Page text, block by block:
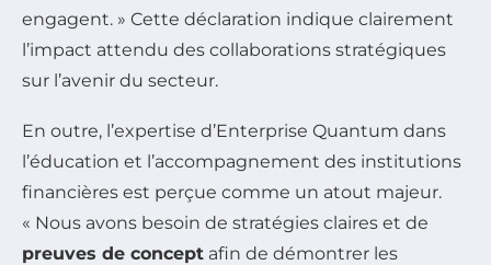
engagent. » Cette déclaration indique clairement
l’impact attendu des collaborations stratégiques
sur l’avenir du secteur.
En outre, l’expertise d’Enterprise Quantum dans
l’éducation et l’accompagnement des institutions
financières est perçue comme un atout majeur.
« Nous avons besoin de stratégies claires et de
preuves de concept afin de démontrer les